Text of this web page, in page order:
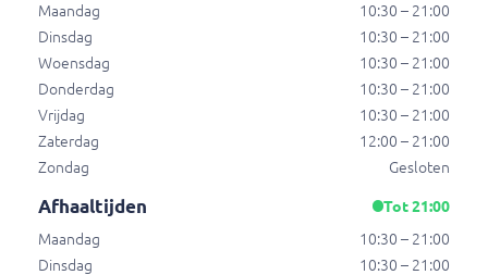
Lipton ice tea peach 0,33l
Lipton ice tea peach 0,33l
€ 2,85
Red Bull Energy Drink 250ml
Drink wordt wereldwijd gewaardeerd door
topsporters. Bevat caffeine (80,0 mg/100 ml),
incl. statiegeld (€ 0,15)
€ 3,15
Maandag
10:30 – 21:00
Dinsdag
10:30 – 21:00
Woensdag
10:30 – 21:00
Donderdag
10:30 – 21:00
Vrijdag
10:30 – 21:00
Zaterdag
12:00 – 21:00
Zondag
Gesloten
Afhaaltijden
Tot 21:00
Maandag
10:30 – 21:00
Dinsdag
10:30 – 21:00